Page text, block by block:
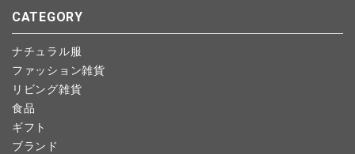
CATEGORY
ナチュラル服
ファッション雑貨
リビング雑貨
食品
ギフト
ブランド